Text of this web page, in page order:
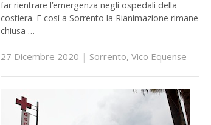
far rientrare l’emergenza negli ospedali della
costiera. E così a Sorrento la Rianimazione rimane
chiusa …
27 Dicembre 2020 | Sorrento, Vico Equense